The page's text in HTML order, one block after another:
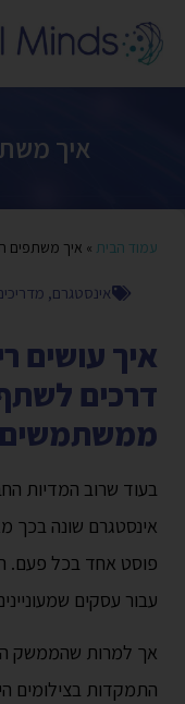
איך
עמוד הבית » איך משתפים
אינסטגרם,
דרכים
ממשתמשים
בעוד שרוב המדיות
אינסטגרם שונה
פוסט אחד בכל פעם.
עבור עסקים
אך למרות שהממשק
התמקדות בצילומים